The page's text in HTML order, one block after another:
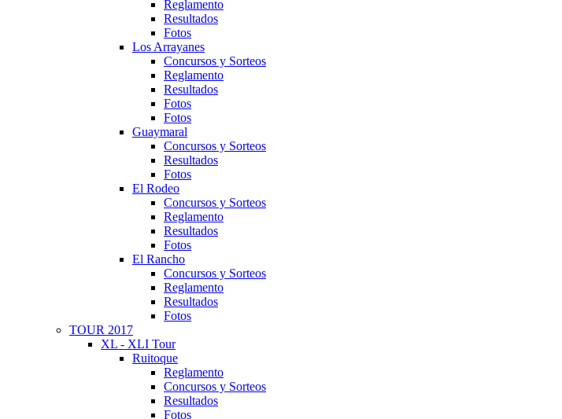
Reglamento
Resultados
Fotos
Los Arrayanes
Concursos y Sorteos
Reglamento
Resultados
Fotos
Fotos
Guaymaral
Concursos y Sorteos
Resultados
Fotos
El Rodeo
Concursos y Sorteos
Reglamento
Resultados
Fotos
El Rancho
Concursos y Sorteos
Reglamento
Resultados
Fotos
TOUR 2017
XL - XLI Tour
Ruitoque
Reglamento
Concursos y Sorteos
Resultados
Fotos